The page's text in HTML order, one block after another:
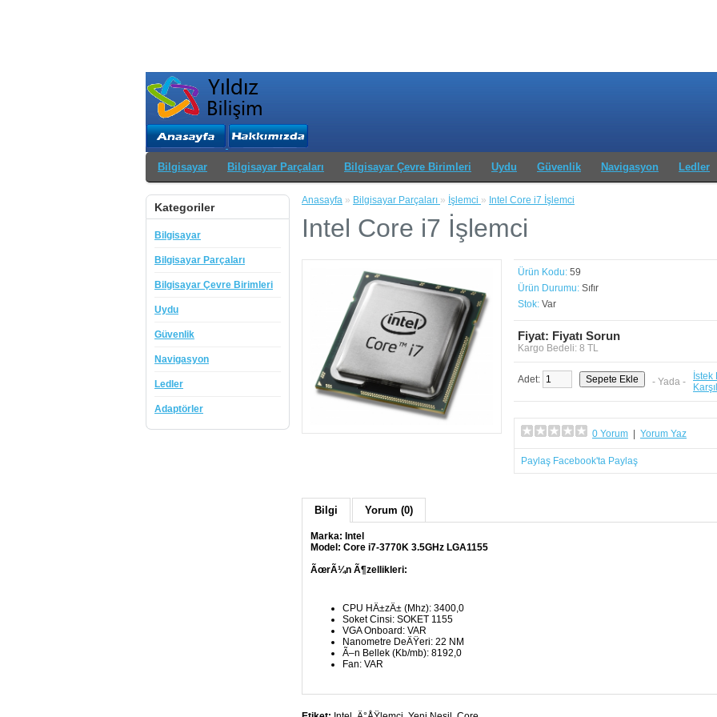
Bilgisayar Bilgisayar Parçaları Bilgisayar Çevre Birimleri Uydu Güvenlik Navigasyon Ledler
Kategoriler
Bilgisayar
Bilgisayar Parçaları
Bilgisayar Çevre Birimleri
Uydu
Güvenlik
Navigasyon
Ledler
Adaptörler
Anasayfa » Bilgisayar Parçaları » İşlemci » Intel Core i7 İşlemci
Intel Core i7 İşlemci
Ürün Kodu: 59
Ürün Durumu: Sıfır
Stok: Var
Fiyat: Fiyatı Sorun
Kargo Bedeli: 8 TL
Adet: - Yada -
0 Yorum Yorum Yaz
Paylaş Facebook'ta Paylaş
Bilgi Yorum (0)
Marka: Intel
Model: Core i7-3770K 3.5GHz LGA1155
ÃœrÃ¼n Ã¶zellikleri:
CPU HÄ±zÄ± (Mhz): 3400,0
Soket Cinsi: SOKET 1155
VGA Onboard: VAR
Nanometre DeÄŸeri: 22 NM
Ã–n Bellek (Kb/mb): 8192,0
Fan: VAR